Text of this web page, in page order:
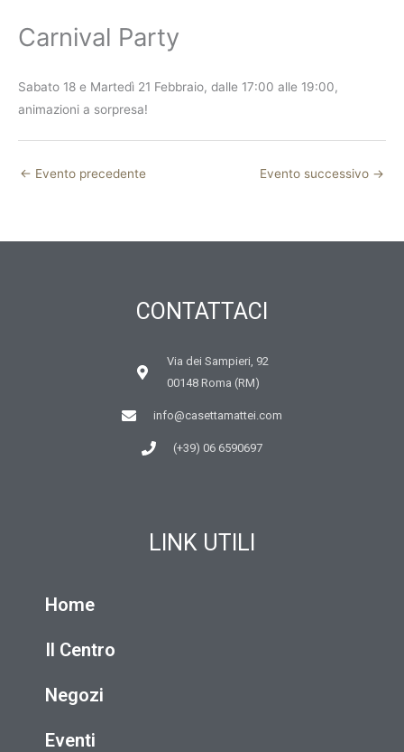
Carnival Party
Sabato 18 e Martedì 21 Febbraio, dalle 17:00 alle 19:00,
animazioni a sorpresa!
← Evento precedente Evento successivo →
CONTATTACI
Via dei Sampieri, 92
00148 Roma (RM)
info@casettamattei.com
(+39) 06 6590697
LINK UTILI
Home
Il Centro
Negozi
Eventi